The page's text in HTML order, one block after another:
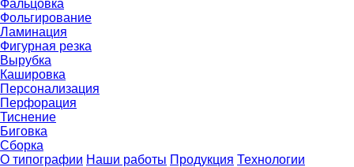
Фальцовка
Фольгирование
Ламинация
Фигурная резка
Вырубка
Кашировка
Персонализация
Перфорация
Тиснение
Биговка
Сборка
О типографии Наши работы Продукция Технологии